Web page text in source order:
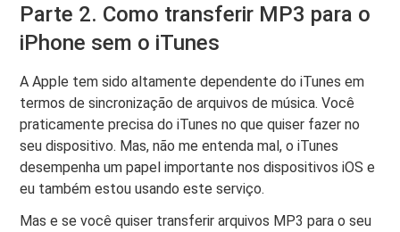
Parte 2. Como transferir MP3 para o
iPhone sem o iTunes
A Apple tem sido altamente dependente do iTunes em
termos de sincronização de arquivos de música. Você
praticamente precisa do iTunes no que quiser fazer no
seu dispositivo. Mas, não me entenda mal, o iTunes
desempenha um papel importante nos dispositivos iOS e
eu também estou usando este serviço.
Mas e se você quiser transferir arquivos MP3 para o seu